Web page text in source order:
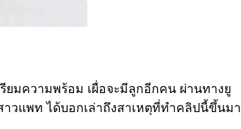
ยมความพร้อม เผื่อจะมีลูกอีกคน ผ่านทางยู
าวแพท ได้บอกเล่าถึงสาเหตุที่ทำคลิปนี้ขึ้นมา